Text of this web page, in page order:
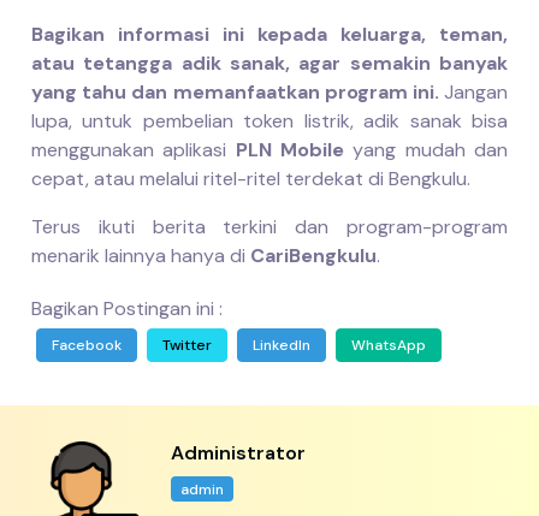
Bagikan informasi ini kepada keluarga, teman,
atau tetangga adik sanak, agar semakin banyak
yang tahu dan memanfaatkan program ini. Jangan
lupa, untuk pembelian token listrik, adik sanak bisa
menggunakan aplikasi PLN Mobile yang mudah dan
cepat, atau melalui ritel-ritel terdekat di Bengkulu.
Terus ikuti berita terkini dan program-program
menarik lainnya hanya di CariBengkulu.
Bagikan Postingan ini :
Facebook Twitter LinkedIn WhatsApp
Administrator
admin